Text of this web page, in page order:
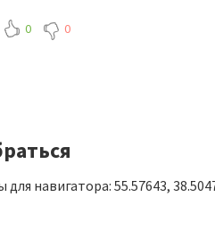
0 0
навигатора: 55.57643,